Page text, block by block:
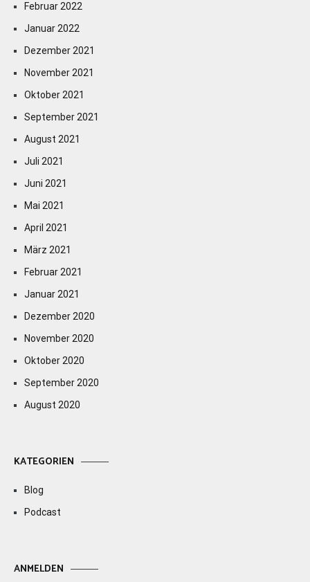
Februar 2022
Januar 2022
Dezember 2021
November 2021
Oktober 2021
September 2021
August 2021
Juli 2021
Juni 2021
Mai 2021
April 2021
März 2021
Februar 2021
Januar 2021
Dezember 2020
November 2020
Oktober 2020
September 2020
August 2020
KATEGORIEN
Blog
Podcast
ANMELDEN